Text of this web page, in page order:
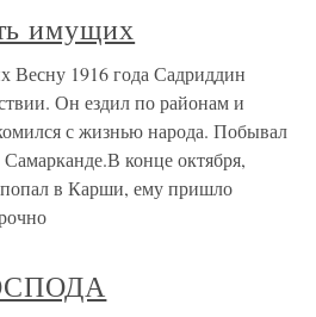
имущих
Весну 1916 года Садриддин
Он ездил по районам и
с жизнью народа. Побывал
конце октября,
попал в Карши, ему пришло